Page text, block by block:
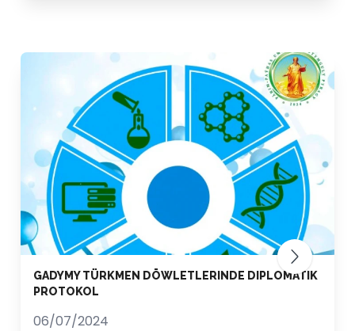
GADYMY TÜRKMEN DÖWLETLERINDE DIPLOMATIK
PROTOKOL
06/07/2024